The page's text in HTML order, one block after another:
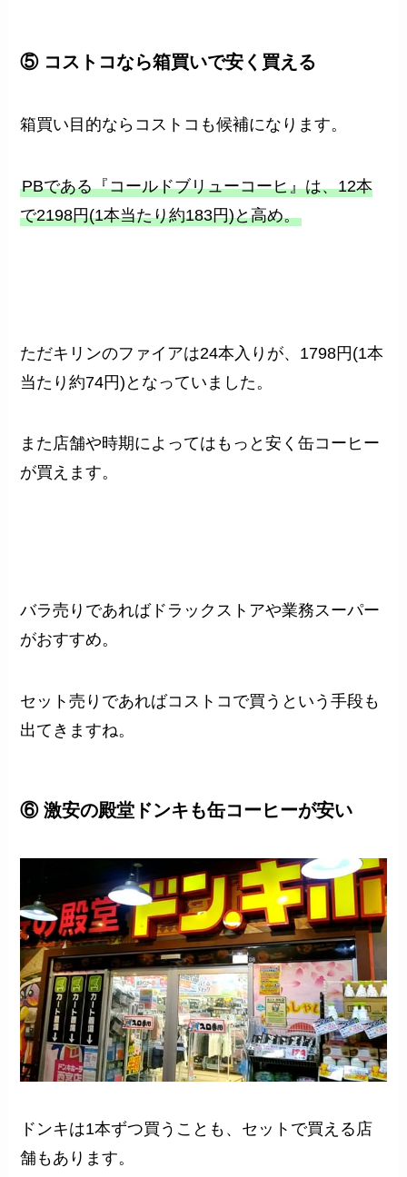
⑤ コストコなら箱買いで安く買える
箱買い目的ならコストコも候補になります。
PBである『コールドブリューコーヒ』は、12本
で2198円(1本当たり約183円)と高め。
ただキリンのファイアは24本入りが、1798円(1本
当たり約74円)となっていました。
また店舗や時期によってはもっと安く缶コーヒー
が買えます。
バラ売りであればドラックストアや業務スーパー
がおすすめ。
セット売りであればコストコで買うという手段も
出てきますね。
⑥ 激安の殿堂ドンキも缶コーヒーが安い
ドンキは1本ずつ買うことも、セットで買える店
舗もあります。